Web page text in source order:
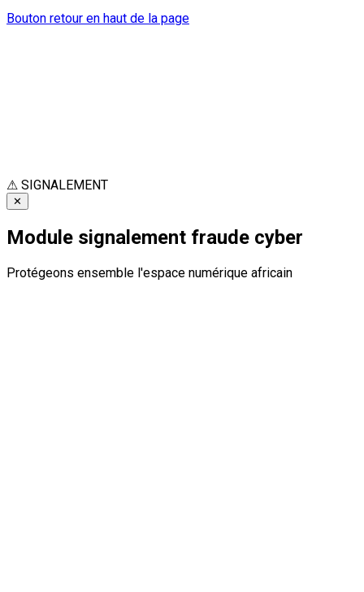
Bouton retour en haut de la page
⚠ SIGNALEMENT
✕
Module signalement fraude cyber
Protégeons ensemble l'espace numérique africain